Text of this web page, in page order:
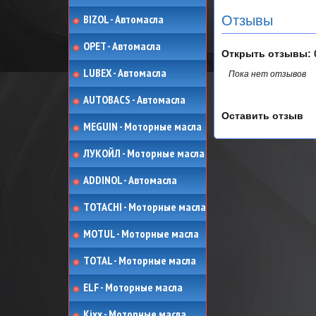
BIZOL - Автомасла
OPET - Автомасла
LUBEX - Автомасла
AUTOBACS - Автомасла
MEGUIN - Моторные масла
ЛУКОЙЛ - Моторные масла
ADDINOL - Автомасла
TOTACHI - Моторные масла
MOTUL - Моторные масла
TOTAL - Моторные масла
ELF - Моторные масла
Отзывы
Открыть отзывы:
Пока нет отзывов
Оставить отзыв